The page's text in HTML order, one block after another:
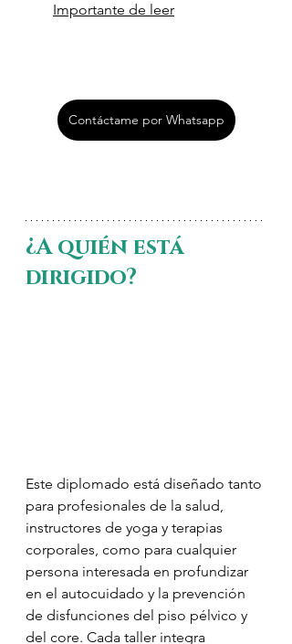
Importante de leer
Contáctame por Whatsapp
¿A quién está
dirigido?
Este diplomado está diseñado tanto
para profesionales de la salud,
instructores de yoga y terapias
corporales, como para cualquier
persona interesada en profundizar
en el autocuidado y la prevención
de disfunciones del piso pélvico y
del core. Cada taller integra